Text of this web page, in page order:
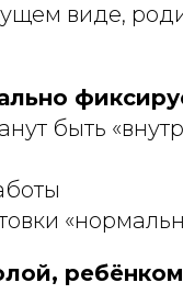
виде,
быть